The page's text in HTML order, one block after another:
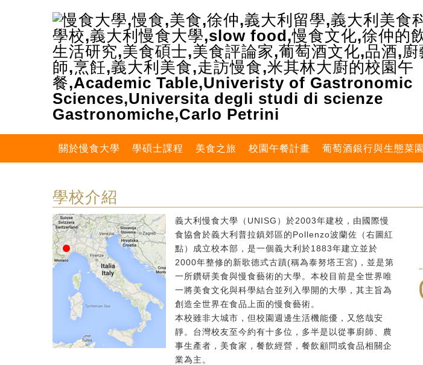
關於慢食大學 學碩士課程 美食之旅 校園午餐計畫 葡萄酒銀行與生態菜園
學校介紹
義大利慢食大學（UNISG）於2003年建校，由國際慢
食協會於義大利普拉鎮郊區的Pollenzo波蘭佐（右圖紅
點）成立校本部，是一個義大利於1883年建立並於
2000年整修的新歌德式古蹟(稱為泰努塔王宮)，並是第
一所鑽研美食與慢食藝術的大學。本校目前是全世界唯
一將美食文化與科學結合並列入學開的大學，其主旨為
創造全世界在食品上面的慢食藝術。
本校雖非大城市，但校園週邊生活機能優，又悠哉安
靜。台灣校友至今約有十多位，多半是以從事廚師、農
事生產者，美食家，餐飲經營，餐飲顧問或食品相關企
業為主。